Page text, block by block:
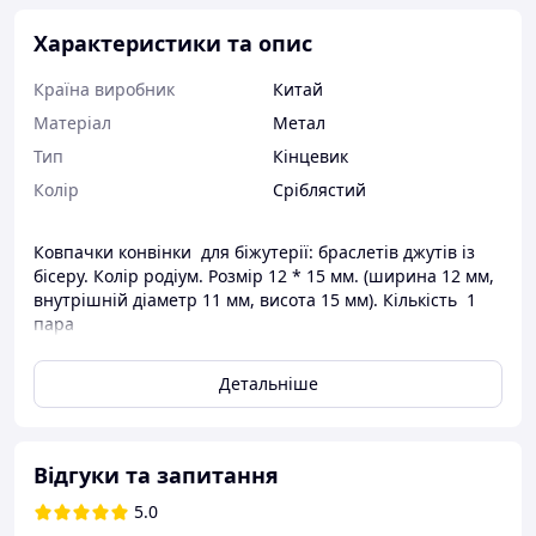
Характеристики та опис
Країна виробник
Китай
Матеріал
Метал
Тип
Кінцевик
Колір
Сріблястий
Ковпачки конвінки для біжутерії: браслетів джутів із
бісеру. Колір родіум. Розмір 12 * 15 мм. (ширина 12 мм,
внутрішній діаметр 11 мм, висота 15 мм). Кількість 1
пара
Детальніше
Відгуки та запитання
5.0